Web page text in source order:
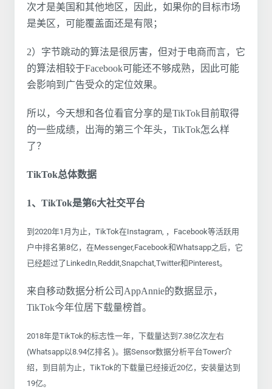
次才是美国和其他地区，因此，如果你的目标市场
是美区，可能覆盖面还是有限；
2）字节跳动的算法是很厉害，但对于电商而言，它
的算法相较于Facebook可能还不够成熟，因此可能
会影响到广告受众的定位效果。
所以，今天想和各位看官分享的是TikTok目前取得
的一些成绩，出海的第三个年头，TikTok怎么样
了？
TikTok总体数据
1、TikTok是第6大社交平台
到2020年1月为止，TikTok在Instagram, ，Facebook等活跃用
户中排名第8亿，在Messenger,Facebook和Whatsapp之后，它
已经超过了LinkedIn,Reddit,Snapchat,Twitter和Pinterest。
来自移动数据分析公司AppAnnie的数据显示，
TikTok今年位居下载量榜首。
2018年是TikTok的标志性一年，下载量达到7.38亿次左右
(Whatsapp以8.94亿排名 )。据Sensor数据分析平台Tower介
绍，到目前为止，TikTok的下载量已经接近20亿，安装量达到
19亿。